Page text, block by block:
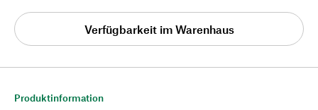
Verfügbarkeit im Warenhaus
Produktinformation